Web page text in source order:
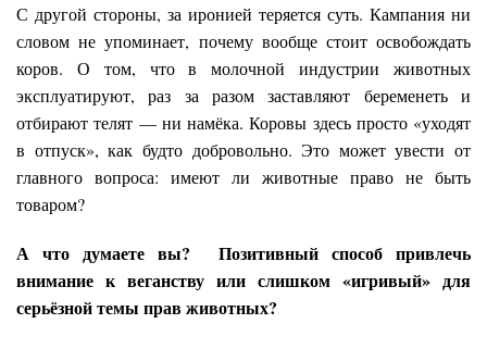
С другой стороны, за иронией теряется суть. Кампания ни
словом не упоминает, почему вообще стоит освобождать
коров. О том, что в молочной индустрии животных
эксплуатируют, раз за разом заставляют беременеть и
отбирают телят — ни намёка. Коровы здесь просто «уходят
в отпуск», как будто добровольно. Это может увести от
главного вопроса: имеют ли животные право не быть
товаром?
А что думаете вы? Позитивный способ привлечь
внимание к веганству или слишком «игривый» для
серьёзной темы прав животных?